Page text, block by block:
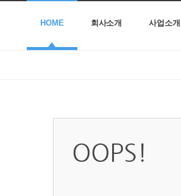
HOME 회사소개 사업소개
OOPS!